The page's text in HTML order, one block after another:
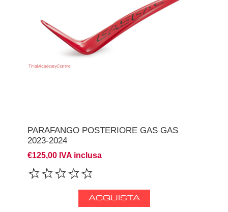
PARAFANGO POSTERIORE GAS GAS
2023-2024
€125,00 IVA inclusa